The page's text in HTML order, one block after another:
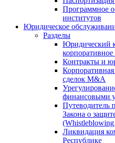
Программное
институтов
Юридическое
Разделы
Юридический
корпоративное
Контракты и
сделок M&A
финансовыми
Путеводитель
Закона о
(Whistleblowing
Ликвидация
Республике